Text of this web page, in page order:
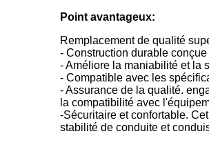
Point avantageux:
Remplacement de qualité
- Construction durable
- Améliore la maniabilité et la
- Compatible avec les
- Assurance de la qualité.
la compatibilité avec
-Sécuritaire et confortable.
stabilité de conduite et